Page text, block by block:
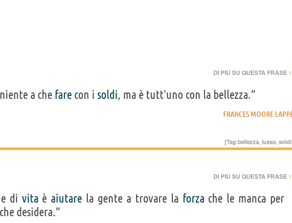
DI PIÙ SU QUESTA FRASE
a che fare con i soldi, ma è tutt'uno con la bellezza.”
FRANCES MOORE
[Tag:bellezza,lusso,soldi
DI PIÙ SU QUESTA FRASE
di vita è aiutare la gente a trovare la forza che le manca per
che desidera.”